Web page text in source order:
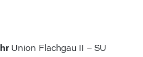
Union Flachgau II – SU